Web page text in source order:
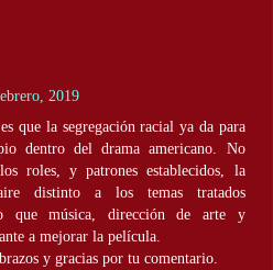
2019
que la segregación racial ya da para
dentro del drama americano. No
roles, y patrones establecidos, la
distinto a los temas tratados
que música, dirección de arte y
a mejorar la película.
y gracias por tu comentario.